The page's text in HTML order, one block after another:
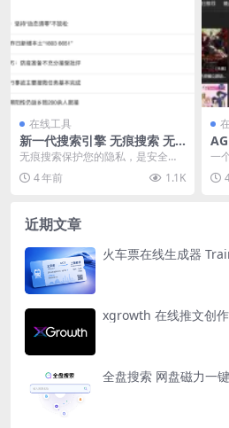
在线工具
新一代搜索引擎 无痕搜索 无
追踪隐私搜索
无痕搜索保护您的隐私，是安全、
精准、可信赖的新一代搜索引擎，
探索世界 寻求本真！...
4 年前 1.1K
在
一
海
员
近期文章
火车票在线生成器
xgrowth 在线推文创
全盘搜索 网盘磁力一